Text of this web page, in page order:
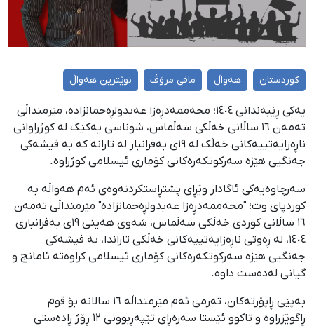
کوردستان هەواڵ مافی مرۆڤ نوێترین هەواڵ
یەکی ڕێبەندانی ١٤٠٤؛ محەممەدڕەزا عەبدولڕەحمانزادە، مێرمنداڵی
تەمەن ١٦ ساڵانی خەڵکی سەڵماس، شوناسی یەکێک لە کوژراوانی
ناڕەزایەتییەکانی خەڵک لە ١٩ی بەفرانبار لە تارانە کە بە فیشەکی
جەنگیی هێزە سەرکوتکەرەکانی کۆماری ئیسلامی کوژراوە.
سەرچاوەیەکی ئاگادار وێڕای پشتڕاستکردنەوەی ئەم هەواڵە بە
کوردپای وت؛ "محەممەدڕەزا عەبدولڕەحمانزادە" مێرمنداڵی تەمەن
١٦ ساڵانی کوردی خەڵكی سەڵماس، شەوی هەینی ١٩ی بەفرانباری
١٤٠٤، لە ڕەوتی ناڕەزایەتییەکانی خەڵكی تاراندا، بە فیشەکی
جەنگیی هێزە سەرکوتکەرەکانی کۆماری ئیسلامی کراوەتە ئامانج و
گیانی لەدەست داوە.
بەپێی ڕاپۆرتەکان، تەرمی ئەم مێرمنداڵە ١٦ سالانە بۆ قوم
ڕاگوێزراوە و تاکوو ئێستا سەرەڕای تێپەڕبوونی ١٢ ڕۆژ ڕادەستی